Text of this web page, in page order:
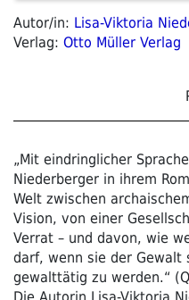
Autor/in: Lisa-Viktoria
Verlag: Otto Müller Verlag
„Mit eindringlicher
Niederberger in ihrem
Welt zwischen
Vision, von einer
Verrat – und davon, wie
darf, wenn sie der
gewalttätig zu werden.“
Die Autorin Lisa-Viktoria